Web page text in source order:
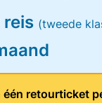
(tweede
retourticket